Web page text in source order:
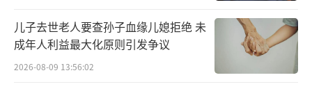
儿子去世老人要查孙子血缘儿媳拒绝 未
成年人利益最大化原则引发争议
2026-08-09 13:56:02